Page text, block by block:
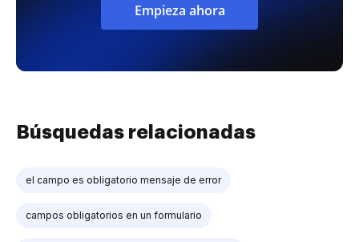
Empieza ahora
Búsquedas relacionadas
el campo es obligatorio mensaje de error
campos obligatorios en un formulario